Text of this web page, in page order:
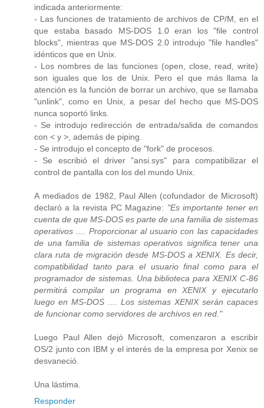
indicada anteriormente:
- Las funciones de tratamiento de archivos de CP/M, en el
que estaba basado MS-DOS 1.0 eran los "file control
blocks", mientras que MS-DOS 2.0 introdujo "file handles"
idénticos que en Unix.
- Los nombres de las funciones (open, close, read, write)
son iguales que los de Unix. Pero el que más llama la
atención es la función de borrar un archivo, que se llamaba
"unlink", como en Unix, a pesar del hecho que MS-DOS
nunca soportó links.
- Se introdujo redirección de entrada/salida de comandos
con < y >, además de piping.
- Se introdujo el concepto de "fork" de procesos.
- Se escribió el driver "ansi.sys" para compatibilizar el
control de pantalla con los del mundo Unix.
A mediados de 1982, Paul Allen (cofundador de Microsoft)
declaró a la revista PC Magazine: "Es importante tener en
cuenta de que MS-DOS es parte de una familia de sistemas
operativos .... Proporcionar al usuario con las capacidades
de una familia de sistemas operativos significa tener una
clara ruta de migración desde MS-DOS a XENIX. Es decir,
compatibilidad tanto para el usuario final como para el
programador de sistemas. Una biblioteca para XENIX C-86
permitirá compilar un programa en XENIX y ejecutarlo
luego en MS-DOS .... Los sistemas XENIX serán capaces
de funcionar como servidores de archivos en red."
Luego Paul Allen dejó Microsoft, comenzaron a escribir
OS/2 junto con IBM y el interés de la empresa por Xenix se
desvaneció.
Una lástima.
Responder